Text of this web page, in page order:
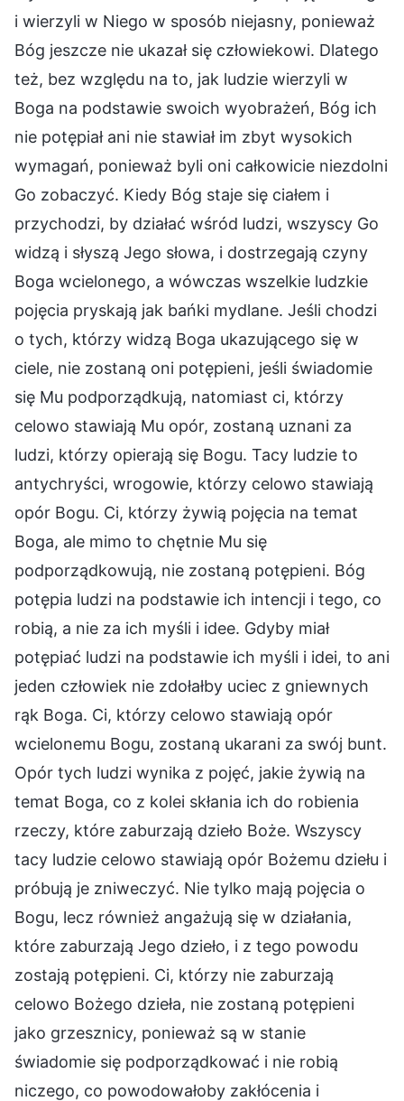
i wierzyli w Niego w sposób niejasny, ponieważ
Bóg jeszcze nie ukazał się człowiekowi. Dlatego
też, bez względu na to, jak ludzie wierzyli w
Boga na podstawie swoich wyobrażeń, Bóg ich
nie potępiał ani nie stawiał im zbyt wysokich
wymagań, ponieważ byli oni całkowicie niezdolni
Go zobaczyć. Kiedy Bóg staje się ciałem i
przychodzi, by działać wśród ludzi, wszyscy Go
widzą i słyszą Jego słowa, i dostrzegają czyny
Boga wcielonego, a wówczas wszelkie ludzkie
pojęcia pryskają jak bańki mydlane. Jeśli chodzi
o tych, którzy widzą Boga ukazującego się w
ciele, nie zostaną oni potępieni, jeśli świadomie
się Mu podporządkują, natomiast ci, którzy
celowo stawiają Mu opór, zostaną uznani za
ludzi, którzy opierają się Bogu. Tacy ludzie to
antychryści, wrogowie, którzy celowo stawiają
opór Bogu. Ci, którzy żywią pojęcia na temat
Boga, ale mimo to chętnie Mu się
podporządkowują, nie zostaną potępieni. Bóg
potępia ludzi na podstawie ich intencji i tego, co
robią, a nie za ich myśli i idee. Gdyby miał
potępiać ludzi na podstawie ich myśli i idei, to ani
jeden człowiek nie zdołałby uciec z gniewnych
rąk Boga. Ci, którzy celowo stawiają opór
wcielonemu Bogu, zostaną ukarani za swój bunt.
Opór tych ludzi wynika z pojęć, jakie żywią na
temat Boga, co z kolei skłania ich do robienia
rzeczy, które zaburzają dzieło Boże. Wszyscy
tacy ludzie celowo stawiają opór Bożemu dziełu i
próbują je zniweczyć. Nie tylko mają pojęcia o
Bogu, lecz również angażują się w działania,
które zaburzają Jego dzieło, i z tego powodu
zostają potępieni. Ci, którzy nie zaburzają
celowo Bożego dzieła, nie zostaną potępieni
jako grzesznicy, ponieważ są w stanie
świadomie się podporządkować i nie robią
niczego, co powodowałoby zakłócenia i